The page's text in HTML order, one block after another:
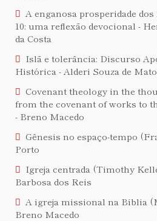
A enganosa prosperidade
10: uma reflexão devocional -
da Costa
Islã e tolerância: Discurso
Histórica - Alderi Souza de
Covenant theology in the
from the covenant of works to
- Breno Macedo
Gênesis no espaço-tempo
Porto
Igreja centrada (Timothy
Barbosa dos Reis
A igreja missional na Bíblia
Breno Macedo